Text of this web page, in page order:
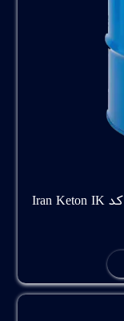
رزین پلی استر غیر اشباع ایران کیتون – کد Iran Keton IK